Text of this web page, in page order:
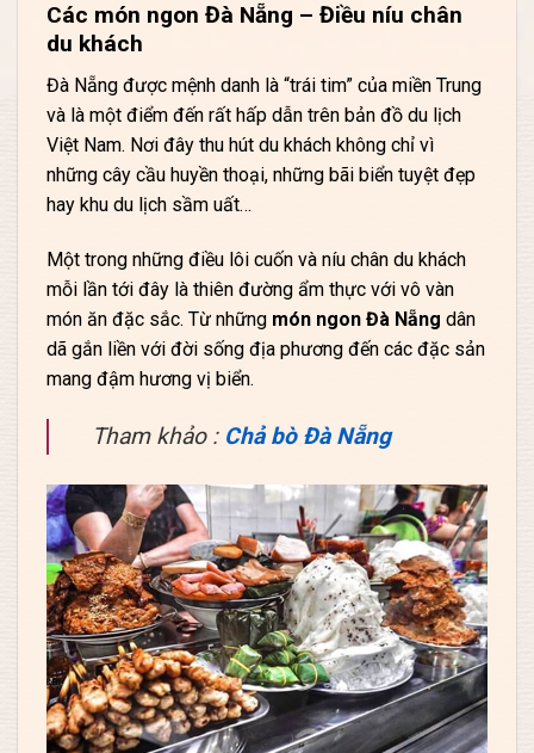
Các món ngon Đà Nẵng – Điều níu chân
du khách
Đà Nẵng được mệnh danh là “trái tim” của miền Trung
và là một điểm đến rất hấp dẫn trên bản đồ du lịch
Việt Nam. Nơi đây thu hút du khách không chỉ vì
những cây cầu huyền thoại, những bãi biển tuyệt đẹp
hay khu du lịch sầm uất…
Một trong những điều lôi cuốn và níu chân du khách
mỗi lần tới đây là thiên đường ẩm thực với vô vàn
món ăn đặc sắc. Từ những món ngon Đà Nẵng dân
dã gắn liền với đời sống địa phương đến các đặc sản
mang đậm hương vị biển.
Tham khảo : Chả bò Đà Nẵng